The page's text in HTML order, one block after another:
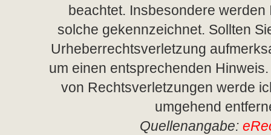
beachtet. Insbesondere werden
solche gekennzeichnet. Sollten
Urheberrechtsverletzung
um einen entsprechenden
von Rechtsverletzungen werde
umgehend
Quellenangabe: